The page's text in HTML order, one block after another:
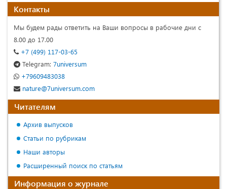
Контакты
Мы будем рады ответить на Ваши вопросы в рабочие дни с
8.00 до 17.00
+7 (499) 117-03-65
Telegram: 7universum
+79609483038
nature@7universum.com
Читателям
Архив выпусков
Статьи по рубрикам
Наши авторы
Расширенный поиск по статьям
Информация о журнале